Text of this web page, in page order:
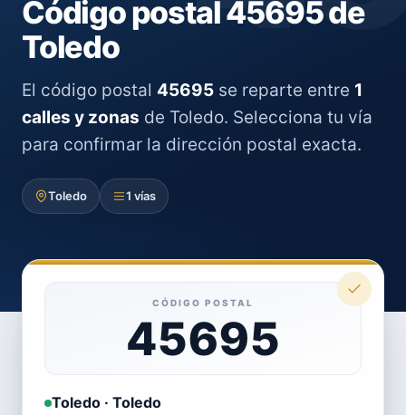
Código postal 45695 de
Toledo
El código postal 45695 se reparte entre 1
calles y zonas de Toledo. Selecciona tu vía
para confirmar la dirección postal exacta.
Toledo 1 vías
CÓDIGO POSTAL
45695
Toledo · Toledo